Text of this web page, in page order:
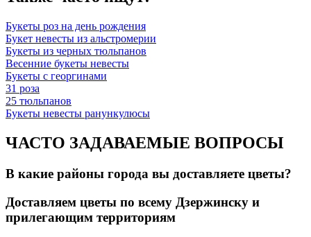
Букеты роз на день рождения
Букет невесты из альстромерии
Букеты из черных тюльпанов
Весенние букеты невесты
Букеты с георгинами
31 роза
25 тюльпанов
Букеты невесты ранункулюсы
ЧАСТО ЗАДАВАЕМЫЕ ВОПРОСЫ
В какие районы города вы доставляете цветы?
Доставляем цветы по всему Дзержинску и
прилегающим территориям